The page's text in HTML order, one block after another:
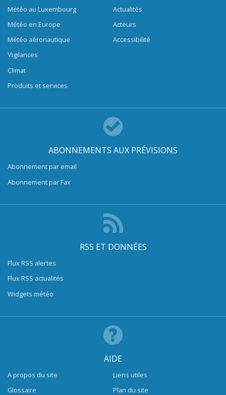
Météo au Luxembourg
Météo en Europe
Météo aéronautique
Vigilances
Climat
Produits et services
Actualités
Acteurs
Accessibilité
ABONNEMENTS AUX PRÉVISIONS
Abonnement par email
Abonnement par Fax
RSS ET DONNÉES
Flux RSS alertes
Flux RSS actualités
Widgets météo
AIDE
A propos du site
Glossaire
Liens utiles
Plan du site